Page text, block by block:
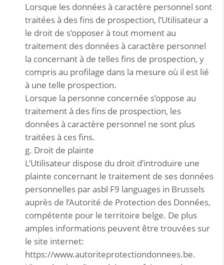
Lorsque les données à caractère personnel sont
traitées à des fins de prospection, l’Utilisateur a
le droit de s’opposer à tout moment au
traitement des données à caractère personnel
la concernant à de telles fins de prospection, y
compris au profilage dans la mesure où il est lié
à une telle prospection.
Lorsque la personne concernée s’oppose au
traitement à des fins de prospection, les
données à caractère personnel ne sont plus
traitées à ces fins.
g. Droit de plainte
L’Utilisateur dispose du droit d’introduire une
plainte concernant le traitement de ses données
personnelles par asbl F9 languages in Brussels
auprès de l’Autorité de Protection des Données,
compétente pour le territoire belge. De plus
amples informations peuvent être trouvées sur
le site internet:
https://www.autoriteprotectiondonnees.be.